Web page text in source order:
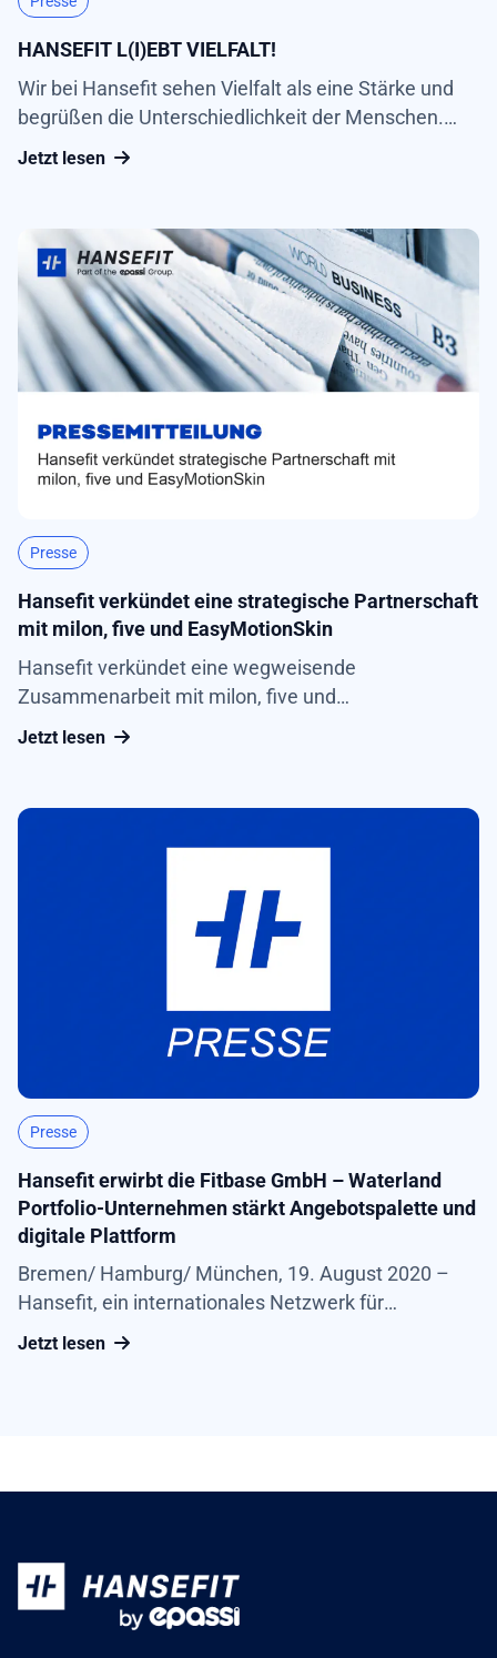
HANSEFIT L(I)EBT VIELFALT!
Wir bei Hansefit sehen Vielfalt als eine Stärke und
begrüßen die Unterschiedlichkeit der Menschen.
Denn für uns ist klar: Erfolgreich wird man nur mit
Erfahrungen mit sich, die uns...
Jetzt lesen
Presse
Hansefit verkündet eine strategische Partnerschaft
mit milon, five und EasyMotionSkin
Hansefit verkündet eine wegweisende
Zusammenarbeit mit milon, five und
EasyMotionSkin. Diese strategische Allianz bringt
und Gesundheitseinrichtungen sowie Unternehmen
Jetzt lesen
Presse
Hansefit erwirbt die Fitbase GmbH – Waterland
Portfolio-Unternehmen stärkt Angebotspalette und
digitale Plattform
Bremen/ Hamburg/ München, 19. August 2020 –
Hansefit, ein internationales Netzwerk für
betriebliche Fitnessangebote, übernimmt fitbase,
Jetzt lesen